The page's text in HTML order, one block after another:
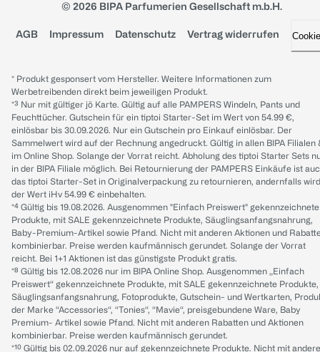
© 2026 BIPA Parfumerien Gesellschaft m.b.H.
AGB Impressum Datenschutz Vertrag widerrufen
* Produkt gesponsert vom Hersteller. Weitere Informationen zum
Werbetreibenden direkt beim jeweiligen Produkt.
*³ Nur mit gültiger jö Karte. Gültig auf alle PAMPERS Windeln, Pants und
Feuchttücher. Gutschein für ein tiptoi Starter-Set im Wert von 54.99 €,
einlösbar bis 30.09.2026. Nur ein Gutschein pro Einkauf einlösbar. Der
Sammelwert wird auf der Rechnung angedruckt. Gültig in allen BIPA Filialen
im Online Shop. Solange der Vorrat reicht. Abholung des tiptoi Starter Sets
in der BIPA Filiale möglich. Bei Retournierung der PAMPERS Einkäufe ist
das tiptoi Starter-Set in Originalverpackung zu retournieren, andernfalls wird
der Wert iHv 54.99 € einbehalten.
*⁴ Gültig bis 19.08.2026. Ausgenommen "Einfach Preiswert" gekennzeichnete
Produkte, mit SALE gekennzeichnete Produkte, Säuglingsanfangsnahrung,
Baby-Premium-Artikel sowie Pfand. Nicht mit anderen Aktionen und
kombinierbar. Preise werden kaufmännisch gerundet. Solange der Vorrat
reicht. Bei 1+1 Aktionen ist das günstigste Produkt gratis.
*⁸ Gültig bis 12.08.2026 nur im BIPA Online Shop. Ausgenommen „Einfach
Preiswert“ gekennzeichnete Produkte, mit SALE gekennzeichnete Produkte,
Säuglingsanfangsnahrung, Fotoprodukte, Gutschein- und Wertkarten,
der Marke “Accessories“, “Tonies“, “Mavie“, preisgebundene Ware, Baby
Premium- Artikel sowie Pfand. Nicht mit anderen Rabatten und Aktionen
kombinierbar. Preise werden kaufmännisch gerundet.
*¹⁰ Gültig bis 02.09.2026 nur auf gekennzeichnete Produkte. Nicht mit